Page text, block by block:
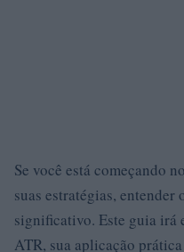
Se você está começando
suas estratégias,
significativo. Este guia irá
ATR, sua aplicação